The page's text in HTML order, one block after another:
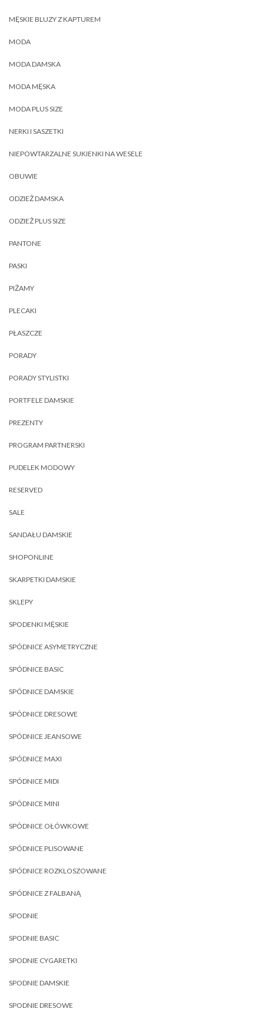
MĘSKIE BLUZY Z KAPTUREM
MODA
MODA DAMSKA
MODA MĘSKA
MODA PLUS SIZE
NERKI I SASZETKI
NIEPOWTARZALNE SUKIENKI NA WESELE
OBUWIE
ODZIEŻ DAMSKA
ODZIEŻ PLUS SIZE
PANTONE
PASKI
PIŻAMY
PLECAKI
PŁASZCZE
PORADY
PORADY STYLISTKI
PORTFELE DAMSKIE
PREZENTY
PROGRAM PARTNERSKI
PUDELEK MODOWY
RESERVED
SALE
SANDAŁU DAMSKIE
SHOPONLINE
SKARPETKI DAMSKIE
SKLEPY
SPODENKI MĘSKIE
SPÓDNICE ASYMETRYCZNE
SPÓDNICE BASIC
SPÓDNICE DAMSKIE
SPÓDNICE DRESOWE
SPÓDNICE JEANSOWE
SPÓDNICE MAXI
SPÓDNICE MIDI
SPÓDNICE MINI
SPÓDNICE OŁÓWKOWE
SPÓDNICE PLISOWANE
SPÓDNICE ROZKLOSZOWANE
SPÓDNICE Z FALBANĄ
SPODNIE
SPODNIE BASIC
SPODNIE CYGARETKI
SPODNIE DAMSKIE
SPODNIE DRESOWE